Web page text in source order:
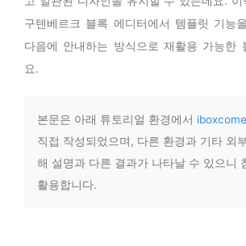
구텐베르크 블록 에디터에서 템플릿 기능
다음에 안내하는 방식으로 재활용 가능한
요.
본문은 아래 튜토리얼 환경에서
직접 작성되었으며, 다른 환경과 기타 외
해 설명과 다른 결과가 나타날 수 있으니
활용합니다.